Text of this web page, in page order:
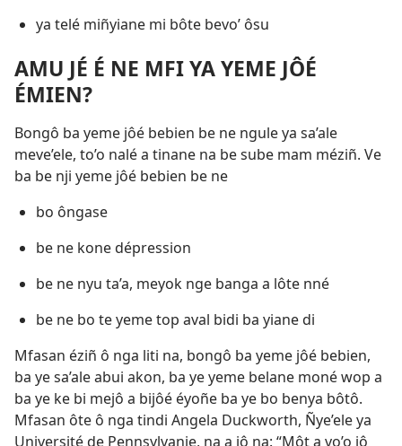
ya telé miñyiane mi bôte bevo’ ôsu
AMU JÉ É NE MFI YA YEME JÔÉ
ÉMIEN?
Bongô ba yeme jôé bebien be ne ngule ya sa’ale
meve’ele, to’o nalé a tinane na be sube mam méziñ. Ve
ba be nji yeme jôé bebien be ne
bo ôngase
be ne kone dépression
be ne nyu ta’a, meyok nge banga a lôte nné
be ne bo te yeme top aval bidi ba yiane di
Mfasan éziñ ô nga liti na, bongô ba yeme jôé bebien,
ba ye sa’ale abui akon, ba ye yeme belane moné wop a
ba ye ke bi mejô a bijôé éyoñe ba ye bo benya bôtô.
Mfasan ôte ô nga tindi Angela Duckworth, Ñye’ele ya
Université de Pennsylvanie, na a jô na: “Môt a vo’o jô